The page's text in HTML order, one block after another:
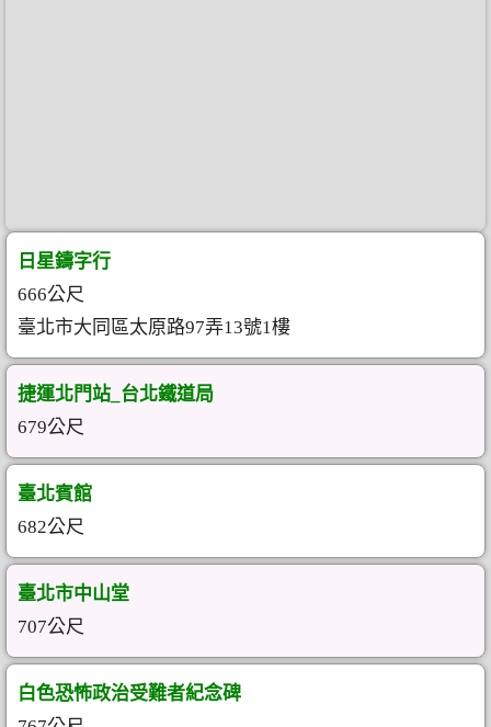
日星鑄字行
666公尺
臺北市大同區太原路97弄13號1樓
捷運北門站_台北鐵道局
679公尺
臺北賓館
682公尺
臺北市中山堂
707公尺
白色恐怖政治受難者紀念碑